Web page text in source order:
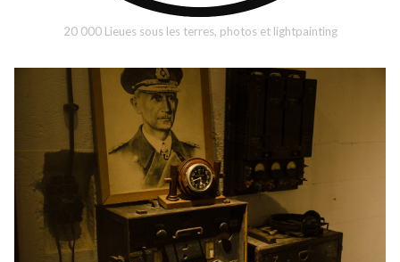
20 000 Lieues sous les terres, photos et lightpainting